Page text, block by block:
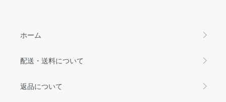
ホーム
配送・送料について
返品について